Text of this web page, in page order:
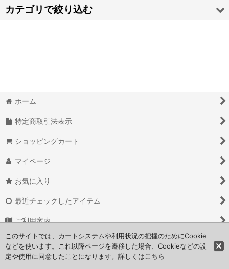
並び順:
カテゴリで絞り込む
バーチャルパーティ
名古屋PV
名古屋パビリオン
WISE BOX
クリエイターズラッシュ
ホーム
特定商取引法表示
ショッピングカート
マイページ
お気に入り
最近チェックしたアイテム
ご利用案内
お問い合わせ
このサイトでは、カートシステムや利用状況の把握のためにCookie
などを使います。これ以降ページを遷移した場合、Cookieなどの設
定や使用に同意したことになります。詳しくはこちら